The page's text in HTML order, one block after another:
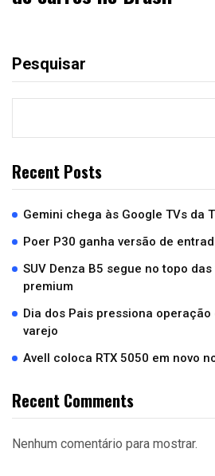
Pesquisar
Recent Posts
Gemini chega às Google TVs da
Poer P30 ganha versão de
SUV Denza B5 segue no topo
premium
Dia dos Pais pressiona
varejo
Avell coloca RTX 5050 em novo
Recent Comments
Nenhum comentário para mostrar.